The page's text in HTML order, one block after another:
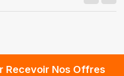
Recevoir Nos Offres